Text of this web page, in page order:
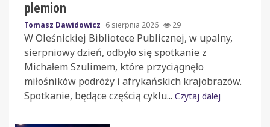
plemion
Tomasz Dawidowicz 6 sierpnia 2026 29
W Oleśnickiej Bibliotece Publicznej, w upalny,
sierpniowy dzień, odbyło się spotkanie z
Michałem Szulimem, które przyciągnęło
miłośników podróży i afrykańskich krajobrazów.
Spotkanie, będące częścią cyklu... Czytaj dalej